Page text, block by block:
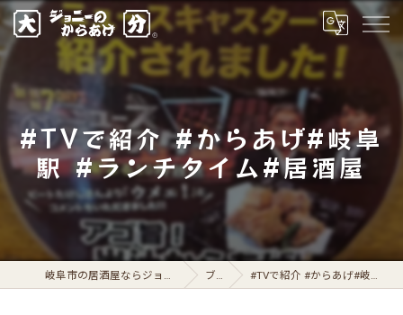
#TVで紹介 #からあげ#岐阜
駅 #ランチタイム#居酒屋
岐阜市の居酒屋ならジョニーのからあげ 岐阜駅前店 ブログ #TVで紹介 #からあげ#岐阜駅 #ランチタイム#居酒屋